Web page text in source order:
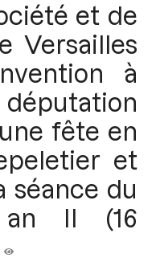
et de
Versailles
à
fête en
et
séance du
an II (16